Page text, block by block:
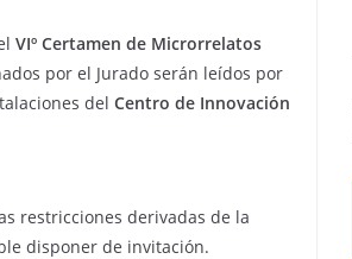
VIº Certamen de Microrrelatos
por el Jurado serán leídos por
del Centro de Innovación
restricciones derivadas de la
disponer de invitación.